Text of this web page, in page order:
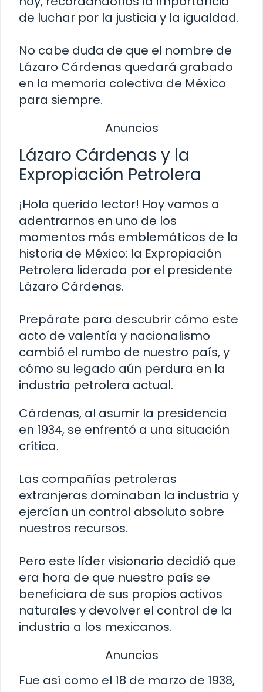
de luchar por la justicia y la igualdad.
No cabe duda de que el nombre de
Lázaro Cárdenas quedará grabado
en la memoria colectiva de México
para siempre.
Anuncios
Lázaro Cárdenas y la
Expropiación Petrolera
¡Hola querido lector! Hoy vamos a
adentrarnos en uno de los
momentos más emblemáticos de la
historia de México: la Expropiación
Petrolera liderada por el presidente
Lázaro Cárdenas.
Prepárate para descubrir cómo este
acto de valentía y nacionalismo
cambió el rumbo de nuestro país, y
cómo su legado aún perdura en la
industria petrolera actual.
Cárdenas, al asumir la presidencia
en 1934, se enfrentó a una situación
crítica.
Las compañías petroleras
extranjeras dominaban la industria y
ejercían un control absoluto sobre
nuestros recursos.
Pero este líder visionario decidió que
era hora de que nuestro país se
beneficiara de sus propios activos
naturales y devolver el control de la
industria a los mexicanos.
Anuncios
Fue así como el 18 de marzo de 1938,